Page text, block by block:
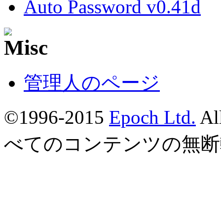
Auto Password v0.41d
管理人のページ
©1996-2015 Epoch Ltd.
べてのコンテンツの無